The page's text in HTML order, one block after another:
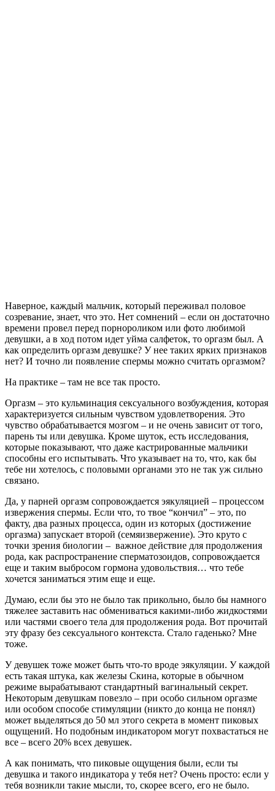
Наверное, каждый мальчик, который переживал половое
созревание, знает, что это. Нет сомнений – если он достаточно
времени провел перед порнороликом или фото любимой
девушки, а в ход потом идет уйма салфеток, то оргазм был. А
как определить оргазм девушке? У нее таких ярких признаков
нет? И точно ли появление спермы можно считать оргазмом?
На практике – там не все так просто.
Оргазм – это кульминация сексуального возбуждения, которая
характеризуется сильным чувством удовлетворения. Это
чувство обрабатывается мозгом – и не очень зависит от того,
парень ты или девушка. Кроме шуток, есть исследования,
которые показывают, что даже кастрированные мальчики
способны его испытывать. Что указывает на то, что, как бы
тебе ни хотелось, с половыми органами это не так уж сильно
связано.
Да, у парней оргазм сопровождается эякуляцией – процессом
извержения спермы. Если что, то твое “кончил” – это, по
факту, два разных процесса, один из которых (достижение
оргазма) запускает второй (семяизвержение). Это круто с
точки зрения биологии – важное действие для продолжения
рода, как распространение сперматозоидов, сопровождается
еще и таким выбросом гормона удовольствия… что тебе
хочется заниматься этим еще и еще.
Думаю, если бы это не было так прикольно, было бы намного
тяжелее заставить нас обмениваться какими-либо жидкостями
или частями своего тела для продолжения рода. Вот прочитай
эту фразу без сексуального контекста. Стало гаденько? Мне
тоже.
У девушек тоже может быть что-то вроде эякуляции. У каждой
есть такая штука, как железы Скина, которые в обычном
режиме вырабатывают стандартный вагинальный секрет.
Некоторым девушкам повезло – при особо сильном оргазме
или особом способе стимуляции (никто до конца не понял)
может выделяться до 50 мл этого секрета в момент пиковых
ощущений. Но подобным индикатором могут похвастаться не
все – всего 20% всех девушек.
А как понимать, что пиковые ощущения были, если ты
девушка и такого индикатора у тебя нет? Очень просто: если у
тебя возникли такие мысли, то, скорее всего, его не было.